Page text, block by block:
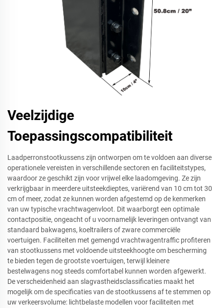
Veelzijdige
Toepassingscompatibiliteit
Laadperronstootkussens zijn ontworpen om te voldoen aan diverse
operationele vereisten in verschillende sectoren en faciliteitstypes,
waardoor ze geschikt zijn voor vrijwel elke laadomgeving. Ze zijn
verkrijgbaar in meerdere uitsteekdieptes, variërend van 10 cm tot 30
cm of meer, zodat ze kunnen worden afgestemd op de kenmerken
van uw typische vrachtwagenvloot. Dit waarborgt een optimale
contactpositie, ongeacht of u voornamelijk leveringen ontvangt van
standaard bakwagens, koeltrailers of zware commerciële
voertuigen. Faciliteiten met gemengd vrachtwagentraffic profiteren
van stootkussens met voldoende uitsteekhoogte om bescherming
te bieden tegen de grootste voertuigen, terwijl kleinere
bestelwagens nog steeds comfortabel kunnen worden afgewerkt.
De verscheidenheid aan slagvastheidsclassificaties maakt het
mogelijk om de specificaties van de stootkussens af te stemmen op
uw verkeersvolume: lichtbelaste modellen voor faciliteiten met